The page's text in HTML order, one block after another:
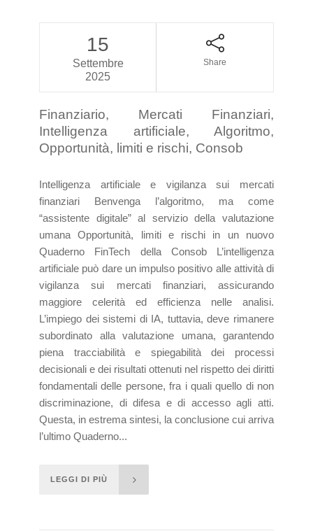
15
Settembre
2025
Share
Finanziario, Mercati Finanziari,
Intelligenza artificiale, Algoritmo,
Opportunità, limiti e rischi, Consob
Intelligenza artificiale e vigilanza sui mercati
finanziari Benvenga l’algoritmo, ma come
“assistente digitale” al servizio della valutazione
umana Opportunità, limiti e rischi in un nuovo
Quaderno FinTech della Consob L’intelligenza
artificiale può dare un impulso positivo alle attività di
vigilanza sui mercati finanziari, assicurando
maggiore celerità ed efficienza nelle analisi.
L’impiego dei sistemi di IA, tuttavia, deve rimanere
subordinato alla valutazione umana, garantendo
piena tracciabilità e spiegabilità dei processi
decisionali e dei risultati ottenuti nel rispetto dei diritti
fondamentali delle persone, fra i quali quello di non
discriminazione, di difesa e di accesso agli atti.
Questa, in estrema sintesi, la conclusione cui arriva
l’ultimo Quaderno...
LEGGI DI PIÙ